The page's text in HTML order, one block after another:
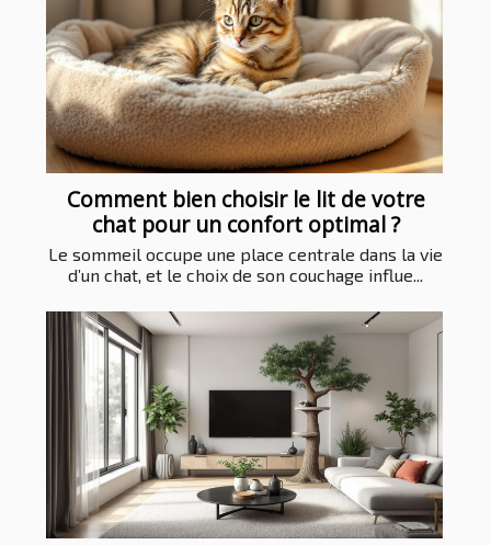
Comment bien choisir le lit de votre
chat pour un confort optimal ?
Le sommeil occupe une place centrale dans la vie
d’un chat, et le choix de son couchage influe...